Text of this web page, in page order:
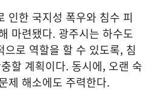
인한 국지성 폭우와 침수 피
마련됐다. 광주시는 하수도
으로 역할을 할 수 있도록, 침
할 계획이다. 동시에, 오랜 숙
제 해소에도 주력한다.